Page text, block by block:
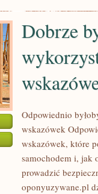
Dobrze
Odpowiednio
wskazówek
wskazówek, które
samochodem i, jak
prowadzić
oponyuzywane.pl